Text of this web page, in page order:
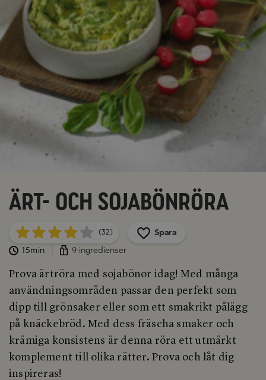
Ärt- och sojabönröra
(32)
Spara
15min
9 ingredienser
Prova ärtröra med sojabönor idag! Med många
användningsområden passar den perfekt som
dipp till grönsaker eller som ett smakrikt pålägg
på knäckebröd. Med dess fräscha smaker och
krämiga konsistens är denna röra ett utmärkt
komplement till olika rätter. Prova och låt dig
inspireras!